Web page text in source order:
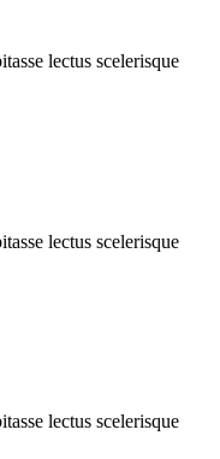
lectus scelerisque
lectus scelerisque
lectus scelerisque